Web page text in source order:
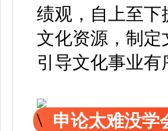
绩观，自上至下
文化资源，制定
引导文化事业有
申论太难没学